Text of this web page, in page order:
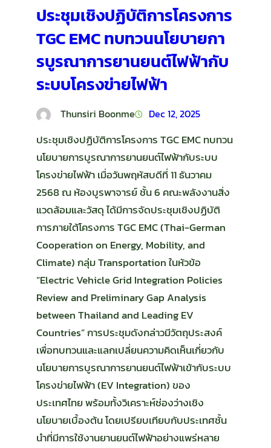
ประชุมเชิงปฏิบัติการโครงการ
TGC EMC ทบทวนนโยบายกา
รบูรณาการยานยนต์ไฟฟ้ากับ
ระบบโครงข่ายไฟฟ้า
Thunsiri Boonme Dec 12, 2025
ประชุมเชิงปฏิบัติการโครงการ TGC EMC ทบทวน
นโยบายการบูรณาการยานยนต์ไฟฟ้ากับระบบ
โครงข่ายไฟฟ้า เมื่อวันพฤหัสบดีที่ 11 ธันวาคม
2568 ณ ห้องบูรพาจารย์ ชั้น 6 คณะพลังงานสิ่ง
แวดล้อมและวัสดุ ได้มีการจัดประชุมเชิงปฏิบัติ
การภายใต้โครงการ TGC EMC (Thai-German
Cooperation on Energy, Mobility, and
Climate) กลุ่ม Transportation ในหัวข้อ
“Electric Vehicle Grid Integration Policies
Review and Preliminary Gap Analysis
between Thailand and Leading EV
Countries” การประชุมดังกล่าวมีวัตถุประสงค์
เพื่อทบทวนและแลกเปลี่ยนความคิดเห็นเกี่ยวกับ
นโยบายการบูรณาการยานยนต์ไฟฟ้าเข้ากับระบบ
โครงข่ายไฟฟ้า (EV Integration) ของ
ประเทศไทย พร้อมทั้งวิเคราะห์ช่องว่างเชิง
นโยบายเบื้องต้น โดยเปรียบเทียบกับประเทศชั้น
นำที่มีการใช้งานยานยนต์ไฟฟ้าอย่างแพร่หลาย